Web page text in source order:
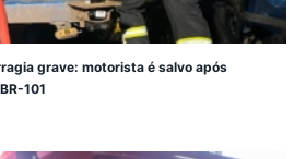
grave: motorista é salvo após
101